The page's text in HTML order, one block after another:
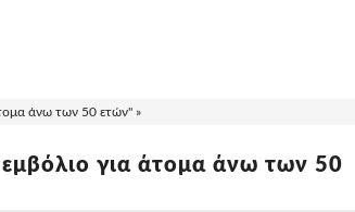
άνω των 50 ετών" »
εμβόλιο για άτομα άνω των 50